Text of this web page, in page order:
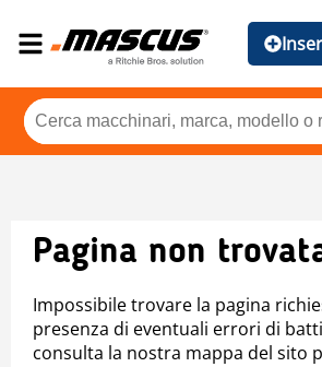
Pagina non
Impossibile trovare la pagina
presenza di eventuali errori di
consulta la nostra mappa del sito